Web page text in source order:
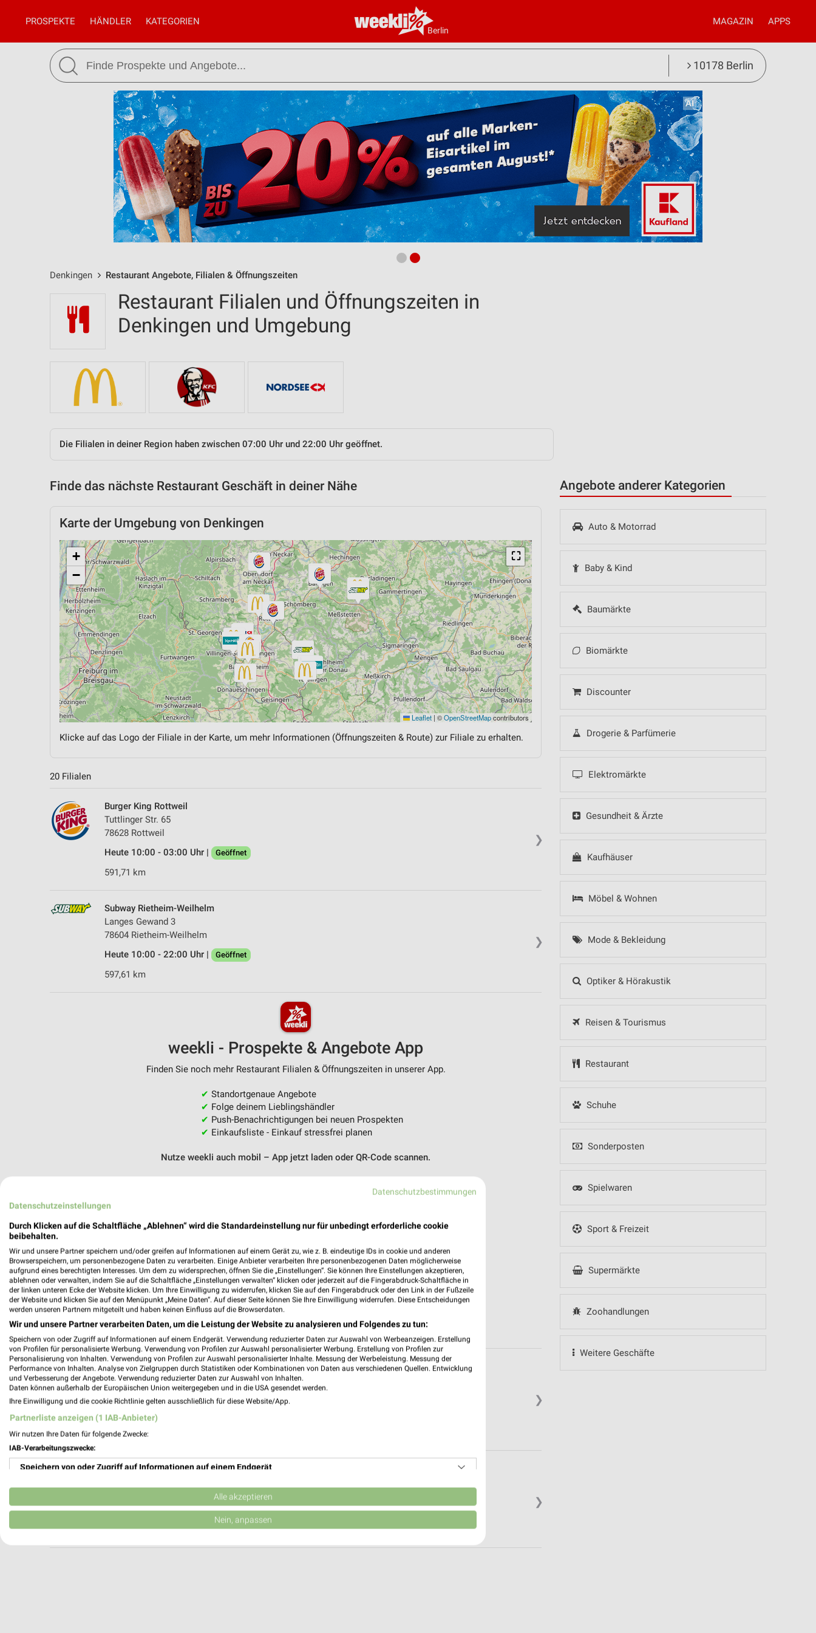
Berlin
PROSPEKTE HÄNDLER KATEGORIEN MAGAZIN APPS
10178 Berlin
Denkingen Restaurant Angebote, Filialen & Öffnungszeiten
Angebote anderer Kategorien
Auto & Motorrad
Baby & Kind
Baumärkte
Biomärkte
Discounter
Drogerie & Parfümerie
Elektromärkte
Gesundheit & Ärzte
Kaufhäuser
Möbel & Wohnen
Mode & Bekleidung
Optiker & Hörakustik
Reisen & Tourismus
Restaurant
Schuhe
Sonderposten
Spielwaren
Sport & Freizeit
Supermärkte
Zoohandlungen
Weitere Geschäfte
Restaurant Filialen und Öffnungszeiten in
Denkingen und Umgebung
Die Filialen in deiner Region haben zwischen 07:00 Uhr und 22:00 Uhr geöffnet.
Finde das nächste Restaurant Geschäft in deiner Nähe
Karte der Umgebung von Denkingen
⛶
+
−
Leaflet | ©OpenStreetMapcontributors
Klicke auf das Logo der Filiale in der Karte, um mehr Informationen (Öffnungszeiten & Route) zur Filiale zu erhalten.
20 Filialen
❯
Burger King Rottweil
Tuttlinger Str. 65
78628 Rottweil
Heute 10:00 - 03:00 Uhr |
Geöffnet
591,71 km
❯
Subway Rietheim-Weilhelm
Langes Gewand 3
78604 Rietheim-Weilhelm
Heute 10:00 - 22:00 Uhr |
Geöffnet
597,61 km
weekli - Prospekte & Angebote App
Finden Sie noch mehr Restaurant Filialen & Öffnungszeiten in unserer App.
✔ Standortgenaue Angebote
✔ Folge deinem Lieblingshändler
✔ Push-Benachrichtigungen bei neuen Prospekten
✔ Einkaufsliste - Einkauf stressfrei planen
Nutze weekli auch mobil – App jetzt laden oder QR-Code scannen.
❯
McDonald's Zimmern ob Rottweil
Flözlinger Straße 57
78658 Zimmern ob Rottweil
Heute 08:00 - 04:00 Uhr |
592,66 km
❯
Burger King Tuttlingen
Heute 09:00 - 02:00 Uhr | Geöffnet
Datenschutzbestimmungen
Datenschutzeinstellungen
Durch Klicken auf die Schaltfläche „Ablehnen“ wird die Standardeinstellung nur für unbedingt erforderliche cookie
beibehalten.
Wir und unsere Partner speichern und/oder greifen auf Informationen auf einem Gerät zu, wie z. B. eindeutige IDs in cookie und anderen
Browserspeichern, um personenbezogene Daten zu verarbeiten. Einige Anbieter verarbeiten Ihre personenbezogenen Daten möglicherweise
aufgrund eines berechtigten Interesses. Um dem zu widersprechen, öffnen Sie die „Einstellungen“. Sie können Ihre Einstellungen akzeptieren,
ablehnen oder verwalten, indem Sie auf die Schaltfläche „Einstellungen verwalten“ klicken oder jederzeit auf die Fingerabdruck-Schaltfläche in
der linken unteren Ecke der Website klicken. Um Ihre Einwilligung zu widerrufen, klicken Sie auf den Fingerabdruck oder den Link in der Fußzeile
der Website und klicken Sie auf den Menüpunkt „Meine Daten“. Auf dieser Seite können Sie Ihre Einwilligung widerrufen. Diese Entscheidungen
werden unseren Partnern mitgeteilt und haben keinen Einfluss auf die Browserdaten.
Wir und unsere Partner verarbeiten Daten, um die Leistung der Website zu analysieren und Folgendes zu tun:
Speichern von oder Zugriff auf Informationen auf einem Endgerät. Verwendung reduzierter Daten zur Auswahl von Werbeanzeigen. Erstellung
von Profilen für personalisierte Werbung. Verwendung von Profilen zur Auswahl personalisierter Werbung. Erstellung von Profilen zur
Personalisierung von Inhalten. Verwendung von Profilen zur Auswahl personalisierter Inhalte. Messung der Werbeleistung. Messung der
Performance von Inhalten. Analyse von Zielgruppen durch Statistiken oder Kombinationen von Daten aus verschiedenen Quellen. Entwicklung
und Verbesserung der Angebote. Verwendung reduzierter Daten zur Auswahl von Inhalten.
Daten können außerhalb der Europäischen Union weitergegeben und in die USA gesendet werden.
Ihre Einwilligung und die cookie Richtlinie gelten ausschließlich für diese Website/App.
Partnerliste anzeigen (1 IAB-Anbieter)
Wir nutzen Ihre Daten für folgende Zwecke:
IAB-Verarbeitungszwecke:
Speichern von oder Zugriff auf Informationen auf einem Endgerät
Verwendung reduzierter Daten zur Auswahl von Werbeanzeigen
Erstellung von Profilen für personalisierte Werbung
Alle akzeptieren
Nein, anpassen